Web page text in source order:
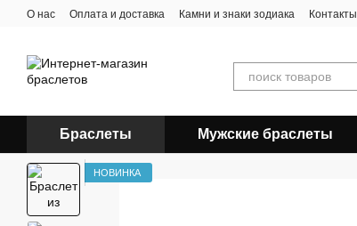
Перейти к основному контенту
О нас Оплата и доставка Камни и знаки зодиака Контакты
Браслеты Мужские браслеты
НОВИНКА